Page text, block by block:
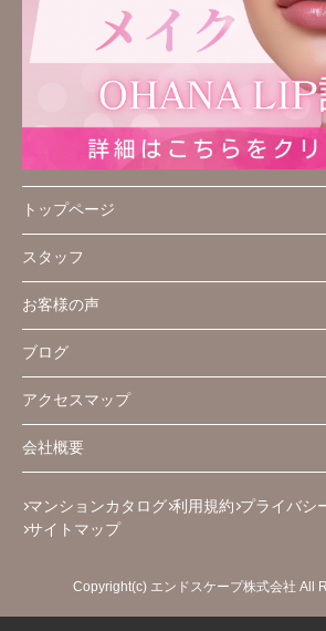
トップページ
スタッフ
お客様の声
ブログ
アクセスマップ
会社概要
マンションカタログ 利用規約 プライバシ
サイトマップ
Copyright(c) エンドスケープ株式会社 All